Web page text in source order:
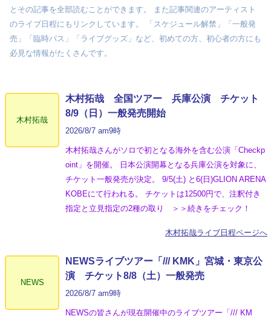
とその記事を全部読むことができます。 また記事関連のアーティスト
のライブ日程にもリンクしています。 「スケジュール解禁」「一般発
売」「臨時バス」「ライブグッズ」など、初めての方、初心者の方にも
必見な情報がたくさんです。
木村拓哉
木村拓哉 全国ツアー 兵庫公演 チケット
8/9（日）一般発売開始
2026/8/7 am9時
木村拓哉さんがソロで初となる海外を含む公演「Checkp
oint」を開催。 日本公演開幕となる兵庫公演を対象に、
チケット一般発売が決定。 9/5(土) と6(日)GLION ARENA
KOBEにて行われる。 チケットは12500円で、注釈付き
指定と立見指定の2種の取り ＞＞続きをチェック！
木村拓哉ライブ日程ページへ
NEWS
NEWSライブツアー「/// KMK」宮城・東京公
演 チケット8/8（土）一般発売
2026/8/7 am9時
NEWSの皆さんが現在開催中のライブツアー「/// KM